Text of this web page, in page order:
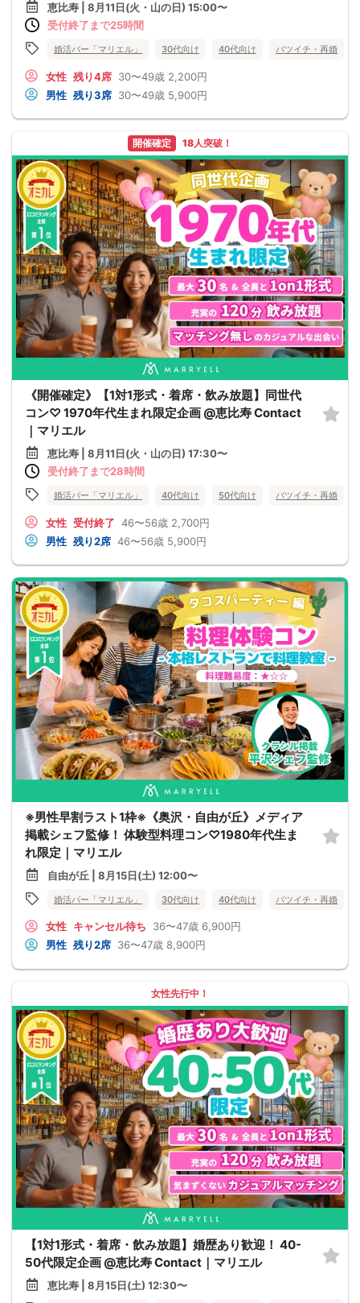
恵比寿 | 8月11日(火・山の日) 15:00〜
受付終了まで25時間
婚活バー「マリエル」 30代向け 40代向け バツイチ・再婚
女性 残り4席 30〜49歳 2,200円
男性 残り3席 30〜49歳 5,900円
開催確定 18人突破！
《開催確定》【1対1形式・着席・飲み放題】同世代
コン♡ 1970年代生まれ限定企画 @恵比寿 Contact
｜マリエル
恵比寿 | 8月11日(火・山の日) 17:30〜
受付終了まで28時間
婚活バー「マリエル」 40代向け 50代向け バツイチ・再婚
女性 受付終了 46〜56歳 2,700円
男性 残り2席 46〜56歳 5,900円
※男性早割ラスト1枠※《奥沢・自由が丘》メディア
掲載シェフ監修！ 体験型料理コン♡1980年代生ま
れ限定｜マリエル
自由が丘 | 8月15日(土) 12:00〜
婚活バー「マリエル」 30代向け 40代向け バツイチ・再婚
女性 キャンセル待ち 36〜47歳 6,900円
男性 残り2席 36〜47歳 8,900円
女性先行中！
【1対1形式・着席・飲み放題】婚歴あり歓迎！ 40-
50代限定企画 @恵比寿 Contact｜マリエル
恵比寿 | 8月15日(土) 12:30〜